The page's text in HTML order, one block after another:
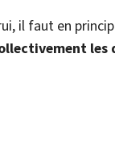
il faut en
les